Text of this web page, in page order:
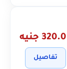
320.0 جنيه
تفاصيل